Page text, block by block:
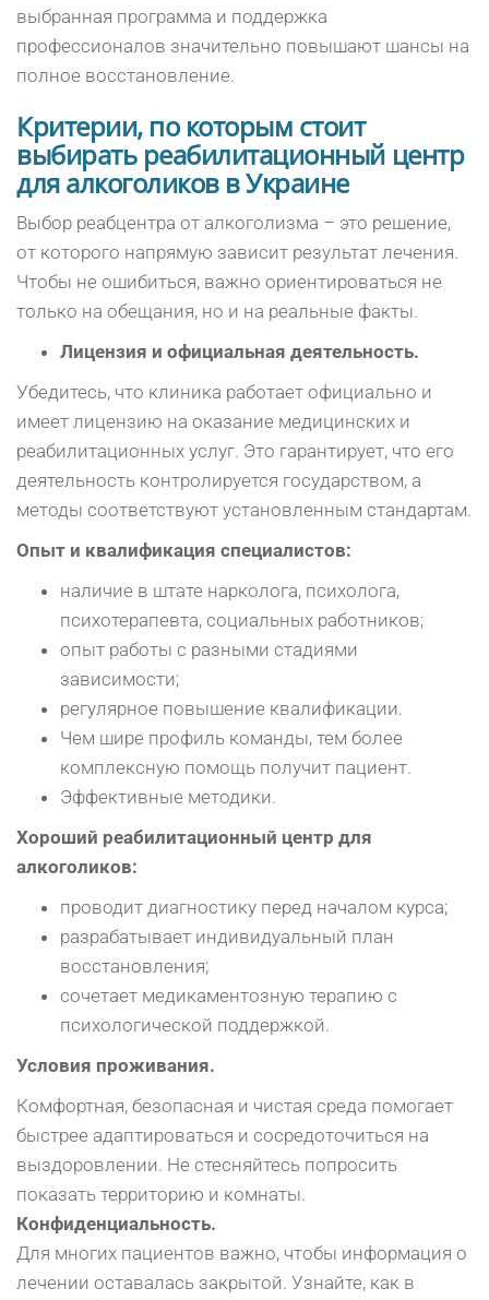
выбранная программа и поддержка
профессионалов значительно повышают шансы на
полное восстановление.
Критерии, по которым стоит
выбирать реабилитационный центр
для алкоголиков в Украине
Выбор реабцентра от алкоголизма – это решение,
от которого напрямую зависит результат лечения.
Чтобы не ошибиться, важно ориентироваться не
только на обещания, но и на реальные факты.
Лицензия и официальная деятельность.
Убедитесь, что клиника работает официально и
имеет лицензию на оказание медицинских и
реабилитационных услуг. Это гарантирует, что его
деятельность контролируется государством, а
методы соответствуют установленным стандартам.
Опыт и квалификация специалистов:
наличие в штате нарколога, психолога,
психотерапевта, социальных работников;
опыт работы с разными стадиями
зависимости;
регулярное повышение квалификации.
Чем шире профиль команды, тем более
комплексную помощь получит пациент.
Эффективные методики.
Хороший реабилитационный центр для
алкоголиков:
проводит диагностику перед началом курса;
разрабатывает индивидуальный план
восстановления;
сочетает медикаментозную терапию с
психологической поддержкой.
Условия проживания.
Комфортная, безопасная и чистая среда помогает
быстрее адаптироваться и сосредоточиться на
выздоровлении. Не стесняйтесь попросить
показать территорию и комнаты.
Конфиденциальность.
Для многих пациентов важно, чтобы информация о
лечении оставалась закрытой. Узнайте, как в